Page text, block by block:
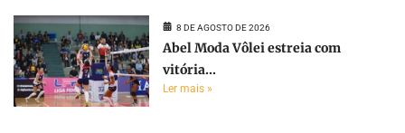
8 DE AGOSTO DE 2026
Abel Moda Vôlei estreia com
vitória...
Ler mais »